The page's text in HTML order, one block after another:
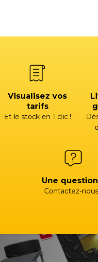
Visualisez vos
tarifs
Et le stock en 1 clic !
Une
Contactez-